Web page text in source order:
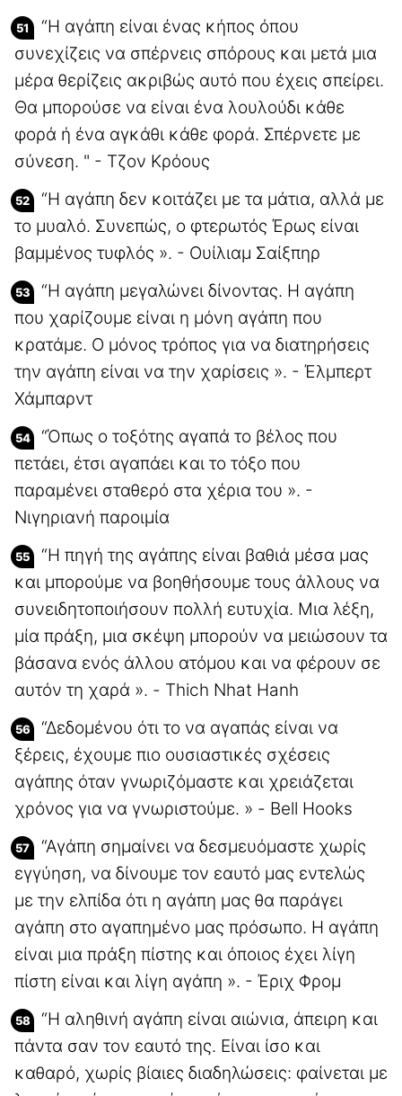
“Η αγάπη είναι ένας κήπος όπου
συνεχίζεις να σπέρνεις σπόρους και μετά μια
μέρα θερίζεις ακριβώς αυτό που έχεις σπείρει.
Θα μπορούσε να είναι ένα λουλούδι κάθε
φορά ή ένα αγκάθι κάθε φορά. Σπέρνετε με
σύνεση. " - Τζον Κρόους
“Η αγάπη δεν κοιτάζει με τα μάτια, αλλά με
το μυαλό. Συνεπώς, ο φτερωτός Έρως είναι
βαμμένος τυφλός ». - Ουίλιαμ Σαίξπηρ
“Η αγάπη μεγαλώνει δίνοντας. Η αγάπη
που χαρίζουμε είναι η μόνη αγάπη που
κρατάμε. Ο μόνος τρόπος για να διατηρήσεις
την αγάπη είναι να την χαρίσεις ». - Έλμπερτ
Χάμπαρντ
“Όπως ο τοξότης αγαπά το βέλος που
πετάει, έτσι αγαπάει και το τόξο που
παραμένει σταθερό στα χέρια του ». -
Νιγηριανή παροιμία
“Η πηγή της αγάπης είναι βαθιά μέσα μας
και μπορούμε να βοηθήσουμε τους άλλους να
συνειδητοποιήσουν πολλή ευτυχία. Μια λέξη,
μία πράξη, μια σκέψη μπορούν να μειώσουν τα
βάσανα ενός άλλου ατόμου και να φέρουν σε
αυτόν τη χαρά ». - Thich Nhat Hanh
“Δεδομένου ότι το να αγαπάς είναι να
ξέρεις, έχουμε πιο ουσιαστικές σχέσεις
αγάπης όταν γνωριζόμαστε και χρειάζεται
χρόνος για να γνωριστούμε. » - Bell Hooks
“Αγάπη σημαίνει να δεσμευόμαστε χωρίς
εγγύηση, να δίνουμε τον εαυτό μας εντελώς
με την ελπίδα ότι η αγάπη μας θα παράγει
αγάπη στο αγαπημένο μας πρόσωπο. Η αγάπη
είναι μια πράξη πίστης και όποιος έχει λίγη
πίστη είναι και λίγη αγάπη ». - Έριχ Φρομ
“Η αληθινή αγάπη είναι αιώνια, άπειρη και
πάντα σαν τον εαυτό της. Είναι ίσο και
καθαρό, χωρίς βίαιες διαδηλώσεις: φαίνεται με